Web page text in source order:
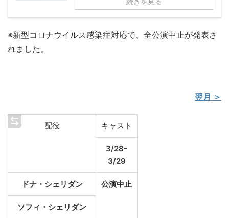
※新型コロナウイルス感染症対応で、全公演中止が発表さ
れました。
翌月 ＞
配役 キャスト
3/28-
3/29
ドナ・シェリダン 公演中止
ソフィ・シェリダン